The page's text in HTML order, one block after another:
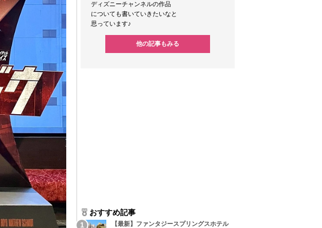
ディズニーチャンネルの作品
についても書いていきたいなと
思っています♪
他の記事もみる
おすすめ記事
【最新】ファンタジースプリングスホテル